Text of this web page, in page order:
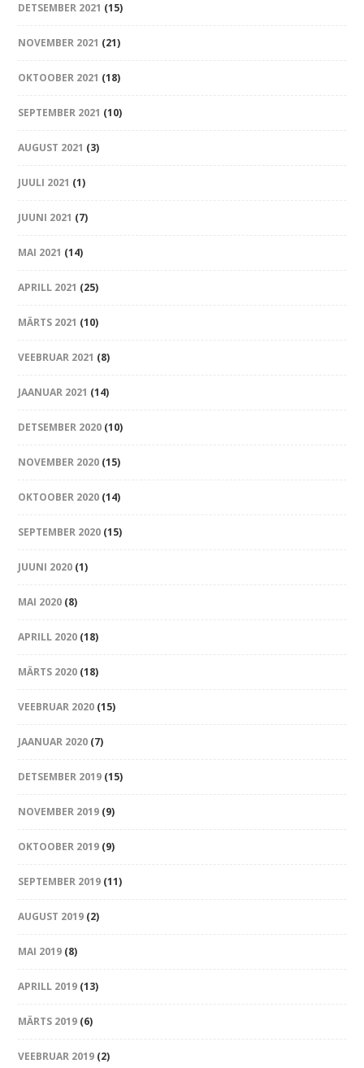
DETSEMBER 2021 (15)
NOVEMBER 2021 (21)
OKTOOBER 2021 (18)
SEPTEMBER 2021 (10)
AUGUST 2021 (3)
JUULI 2021 (1)
JUUNI 2021 (7)
MAI 2021 (14)
APRILL 2021 (25)
MÄRTS 2021 (10)
VEEBRUAR 2021 (8)
JAANUAR 2021 (14)
DETSEMBER 2020 (10)
NOVEMBER 2020 (15)
OKTOOBER 2020 (14)
SEPTEMBER 2020 (15)
JUUNI 2020 (1)
MAI 2020 (8)
APRILL 2020 (18)
MÄRTS 2020 (18)
VEEBRUAR 2020 (15)
JAANUAR 2020 (7)
DETSEMBER 2019 (15)
NOVEMBER 2019 (9)
OKTOOBER 2019 (9)
SEPTEMBER 2019 (11)
AUGUST 2019 (2)
MAI 2019 (8)
APRILL 2019 (13)
MÄRTS 2019 (6)
VEEBRUAR 2019 (2)